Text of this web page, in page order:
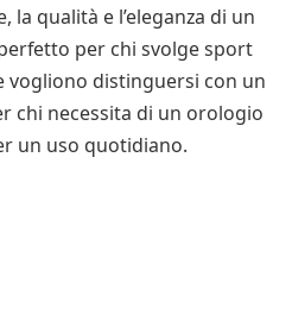
la qualità e l’eleganza di un
per chi svolge sport
vogliono distinguersi con un
chi necessita di un orologio
un uso quotidiano.